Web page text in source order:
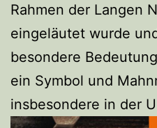
Rahmen der Langen
eingeläutet wurde
besondere
ein Symbol und
insbesondere in der